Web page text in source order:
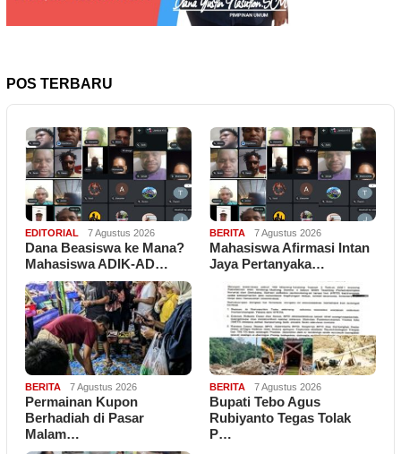
POS TERBARU
EDITORIAL 7 Agustus 2026
Dana Beasiswa ke Mana?
Mahasiswa ADIK-AD…
BERITA 7 Agustus 2026
Mahasiswa Afirmasi Intan
Jaya Pertanyaka…
BERITA 7 Agustus 2026
Permainan Kupon
Berhadiah di Pasar
Malam…
BERITA 7 Agustus 2026
Bupati Tebo Agus
Rubiyanto Tegas Tolak
P…